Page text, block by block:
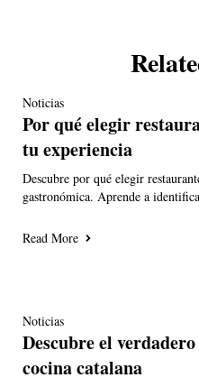
Noticias
Por qué elegir
tu experiencia
Descubre por qué elegir
gastronómica. Aprende a
Read More
Noticias
Descubre el
cocina catalana